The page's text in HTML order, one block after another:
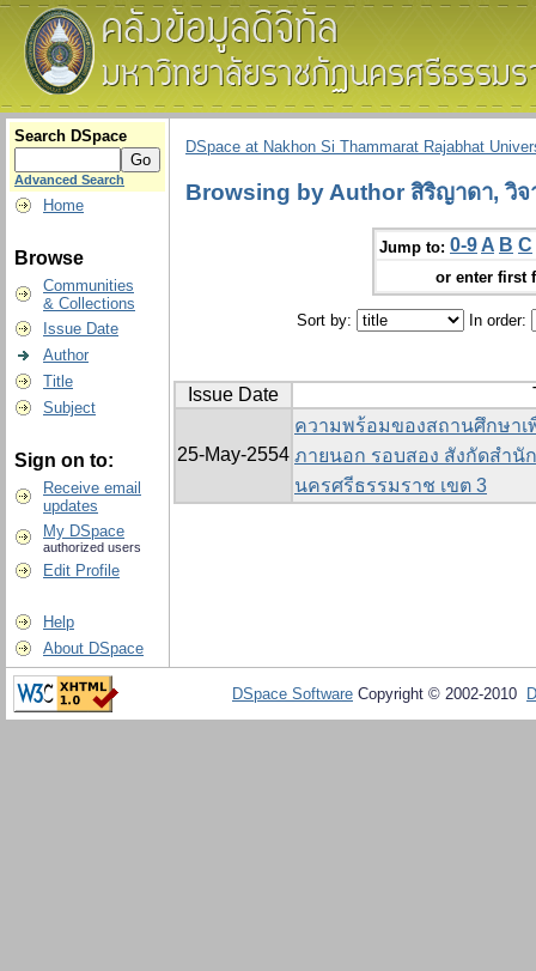
Search DSpace
Advanced Search
Home
Browse
Communities
& Collections
Issue Date
Author
Title
Subject
Sign on to:
Receive email
updates
My DSpace
authorized users
Edit Profile
Help
About DSpace
DSpace at Nakhon Si Thammarat Rajabhat
Browsing by Author สิริญาดา, วิ
Jump to: 0-9 A B C
or enter first
Sort by: In order:
Issue Date
25-May-2554
ความพร้อมของสถานศึกษา
ภายนอก รอบสอง สังกัดสำนั
นครศรีธรรมราช เขต 3
DSpace Software Copyright © 2002-2010